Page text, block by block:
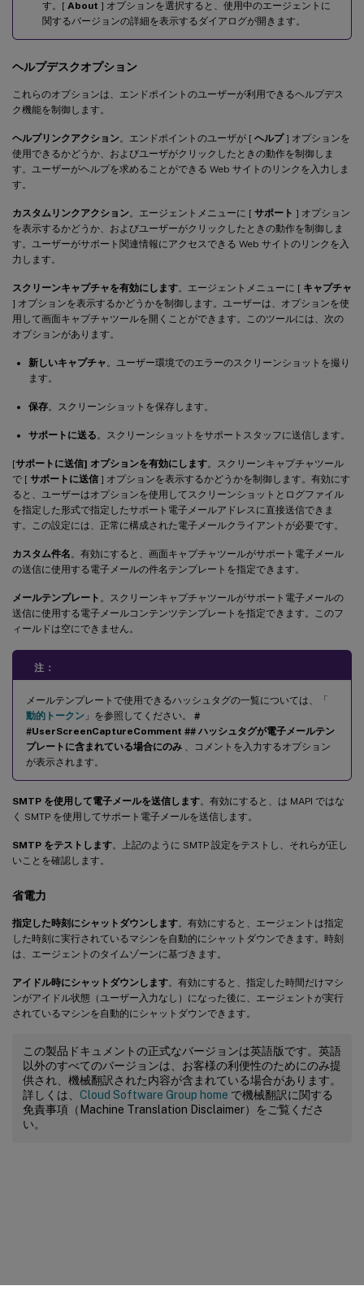
す。[ About ] オプションを選択すると、使用中のエージェントに
関するバージョンの詳細を表示するダイアログが開きます。
ヘルプデスクオプション
これらのオプションは、エンドポイントのユーザーが利用できるヘルプデス
ク機能を制御します。
ヘルプリンクアクション。エンドポイントのユーザが [ ヘルプ] オプションを
使用できるかどうか、およびユーザがクリックしたときの動作を制御しま
す。ユーザーがヘルプを求めることができる Web サイトのリンクを入力しま
す。
カスタムリンクアクション。エージェントメニューに [ サポート ] オプション
を表示するかどうか、およびユーザーがクリックしたときの動作を制御しま
す。ユーザーがサポート関連情報にアクセスできる Web サイトのリンクを入
力します。
スクリーンキャプチャを有効にします。エージェントメニューに [ キャプチャ
] オプションを表示するかどうかを制御します。ユーザーは、オプションを使
用して画面キャプチャツールを開くことができます。このツールには、次の
オプションがあります。
新しいキャプチャ 。ユーザー環境でのエラーのスクリーンショットを撮り
ます。
保存。スクリーンショットを保存します。
サポートに送る 。スクリーンショットをサポートスタッフに送信します。
[サポートに送信] オプションを有効にします。スクリーンキャプチャツール
で [ サポートに送信 ] オプションを表示するかどうかを制御します。有効にす
ると、ユーザーはオプションを使用してスクリーンショットとログファイル
を指定した形式で指定したサポート電子メールアドレスに直接送信できま
す。この設定には、正常に構成された電子メールクライアントが必要です。
カスタム件名 。有効にすると、画面キャプチャツールがサポート電子メール
の送信に使用する電子メールの件名テンプレートを指定できます。
メールテンプレート 。スクリーンキャプチャツールがサポート電子メールの
送信に使用する電子メールコンテンツテンプレートを指定できます。このフ
ィールドは空にできません。
注：
メールテンプレートで使用できるハッシュタグの一覧については、「
動的トークン 」を参照してください。 #
#UserScreenCaptureComment ## ハッシュタグが電子メールテン
プレートに含まれている場合にのみ 、コメントを入力するオプション
が表示されます。
SMTP を使用して電子メールを送信します。有効にすると、は MAPI ではな
く SMTP を使用してサポート電子メールを送信します。
SMTP をテストします。上記のように SMTP 設定をテストし、それらが正し
いことを確認します。
省電力
指定した時刻にシャットダウンします。有効にすると、エージェントは指定
した時刻に実行されているマシンを自動的にシャットダウンできます。時刻
は、エージェントのタイムゾーンに基づきます。
アイドル時にシャットダウンします。有効にすると、指定した時間だけマシ
ンがアイドル状態（ユーザー入力なし）になった後に、エージェントが実行
されているマシンを自動的にシャットダウンできます。
この製品ドキュメントの正式なバージョンは英語版です。英語
以外のすべてのバージョンは、お客様の利便性のためにのみ提
供され、機械翻訳された内容が含まれている場合があります。
詳しくは、 Cloud Software Group home で機械翻訳に関する
免責事項（Machine Translation Disclaimer）をご覧くださ
い。